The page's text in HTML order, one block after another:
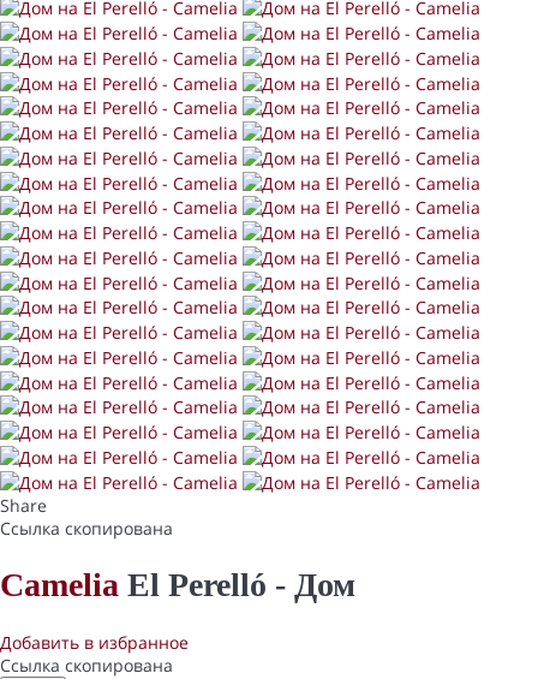
Share
Ссылка скопирована
Camelia El Perelló - Дом
Добавить в избранное
Ссылка скопирована